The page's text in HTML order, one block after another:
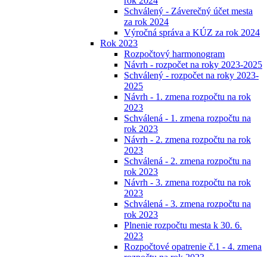
Schválený - Záverečný účet mesta
za rok 2024
Výročná správa a KÚZ za rok 2024
Rok 2023
Rozpočtový harmonogram
Návrh - rozpočet na roky 2023-2025
Schválený - rozpočet na roky 2023-
2025
Návrh - 1. zmena rozpočtu na rok
2023
Schválená - 1. zmena rozpočtu na
rok 2023
Návrh - 2. zmena rozpočtu na rok
2023
Schválená - 2. zmena rozpočtu na
rok 2023
Návrh - 3. zmena rozpočtu na rok
2023
Schválená - 3. zmena rozpočtu na
rok 2023
Plnenie rozpočtu mesta k 30. 6.
2023
Rozpočtové opatrenie č.1 - 4. zmena